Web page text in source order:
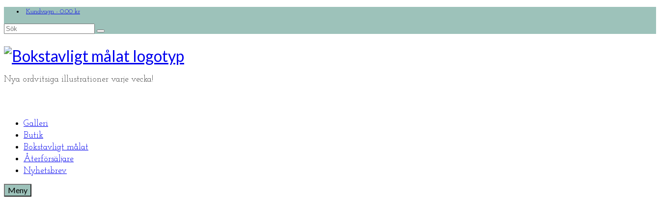
Kundvagn - 0.00 kr
Search
Nya ordvitsiga illustrationer varje vecka!
Galleri
Butik
Bokstavligt målat
Återförsäljare
Nyhetsbrev
Meny